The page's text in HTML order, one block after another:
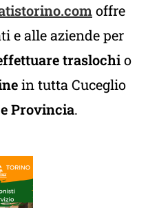
offre
e alle aziende per
traslochio
in tutta Cuceglio
Provincia.